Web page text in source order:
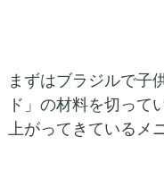
まずはブラジルで子
ド」の材料を切って
上がってきているメ